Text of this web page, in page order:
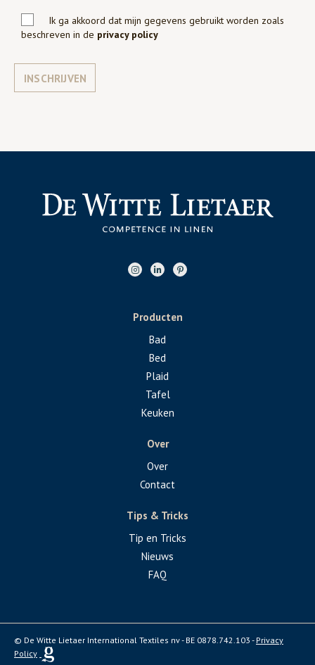
Ik ga akkoord dat mijn gegevens gebruikt worden zoals
beschreven in de privacy policy
INSCHRIJVEN
Producten
Bad
Bed
Plaid
Tafel
Keuken
Over
Over
Contact
Tips & Tricks
Tip en Tricks
Nieuws
FAQ
© De Witte Lietaer International Textiles nv - BE 0878.742.103 - Privacy
Policy